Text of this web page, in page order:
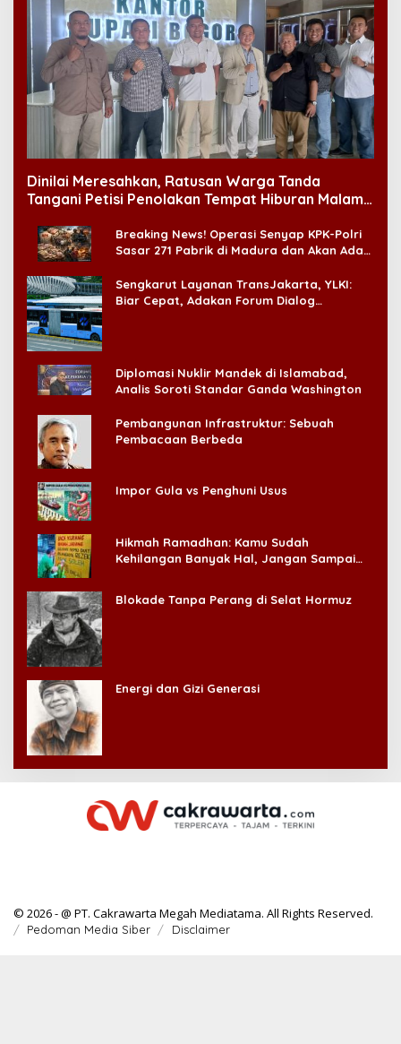
Dinilai Meresahkan, Ratusan Warga Tanda
Tangani Petisi Penolakan Tempat Hiburan Malam
Breaking News! Operasi Senyap KPK-Polri
Sasar 271 Pabrik di Madura dan Akan Ada
Sengkarut Layanan TransJakarta, YLKI:
Biar Cepat, Adakan Forum Dialog
Diplomasi Nuklir Mandek di Islamabad,
Analis Soroti Standar Ganda Washington
Pembangunan Infrastruktur: Sebuah
Pembacaan Berbeda
Impor Gula vs Penghuni Usus
Hikmah Ramadhan: Kamu Sudah
Kehilangan Banyak Hal, Jangan Sampai
Blokade Tanpa Perang di Selat Hormuz
Energi dan Gizi Generasi
© 2026 - @ PT. Cakrawarta Megah Mediatama. All Rights Reserved.
Pedoman Media Siber Disclaimer